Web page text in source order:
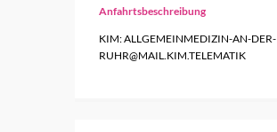
Anfahrtsbeschreibung
KIM: ALLGEMEINMEDIZIN-AN-DER-
RUHR@MAIL.KIM.TELEMATIK